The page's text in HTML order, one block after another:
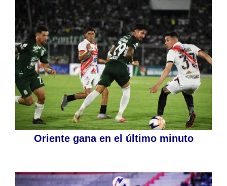
Oriente gana en el último minuto